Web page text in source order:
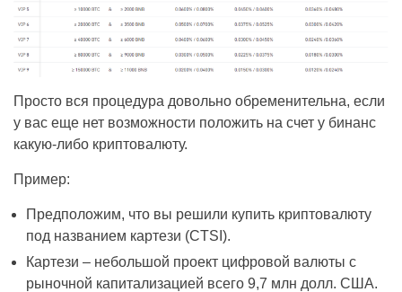
Просто вся процедура довольно обременительна, если
у вас еще нет возможности положить на счет у бинанс
какую-либо криптовалюту.
Пример:
Предположим, что вы решили купить криптовалюту
под названием картези (CTSI).
Картези – небольшой проект цифровой валюты с
рыночной капитализацией всего 9,7 млн долл. США.